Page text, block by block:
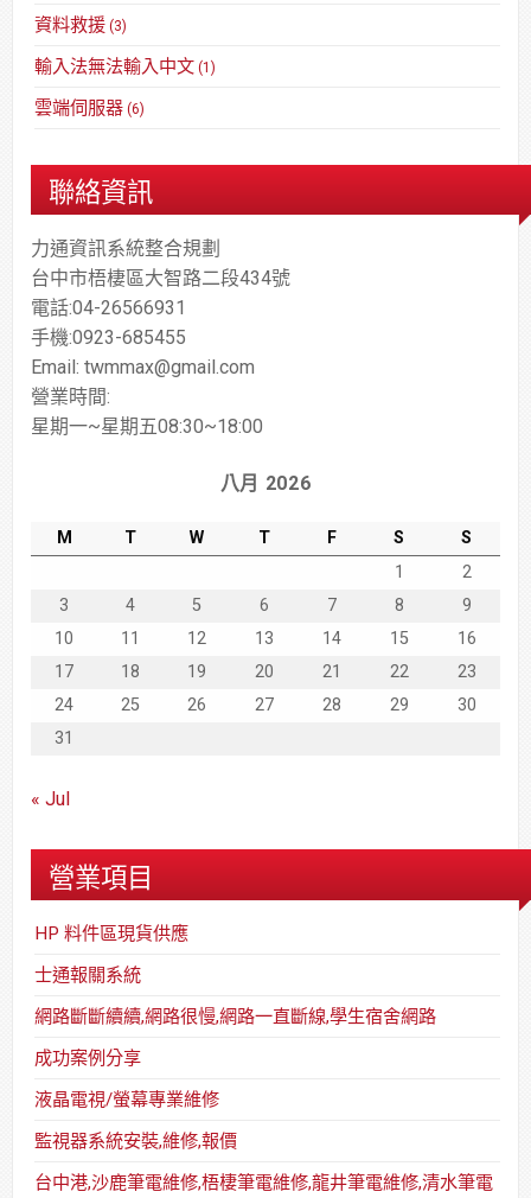
資料救援 (3)
輸入法無法輸入中文 (1)
雲端伺服器 (6)
聯絡資訊
力通資訊系統整合規劃
台中市梧棲區大智路二段434號
電話:04-26566931
手機:0923-685455
Email: twmmax@gmail.com
營業時間:
星期一~星期五08:30~18:00
八月 2026
M T W T F S
S
1
2
3
4 5 6 7 8
9
10
11 12 13 14 15
16
17
18 19 20 21 22
23
24
25 26 27 28 29
30
31
« Jul
營業項目
HP 料件區現貨供應
士通報關系統
網路斷斷續續,網路很慢,網路一直斷線,學生宿舍網路
成功案例分享
液晶電視/螢幕專業維修
監視器系統安裝,維修,報價
台中港,沙鹿筆電維修,梧棲筆電維修,龍井筆電維修,清水筆電